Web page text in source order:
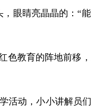
眼睛亮晶晶的：“
色教育的阵地前移
活动，小小讲解员